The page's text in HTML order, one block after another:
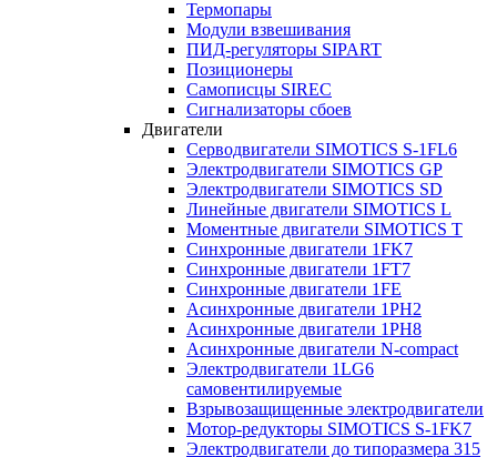
Термопары
Модули взвешивания
ПИД-регуляторы SIPART
Позиционеры
Самописцы SIREC
Сигнализаторы сбоев
Двигатели
Серводвигатели SIMOTICS S-1FL6
Электродвигатели SIMOTICS GP
Электродвигатели SIMOTICS SD
Линейные двигатели SIMOTICS L
Моментные двигатели SIMOTICS T
Синхронные двигатели 1FK7
Синхронные двигатели 1FT7
Синхронные двигатели 1FE
Асинхронные двигатели 1PH2
Асинхронные двигатели 1PH8
Асинхронные двигатели N-compact
Электродвигатели 1LG6
cамовентилируемые
Взрывозащищенные электродвигатели
Мотор-редукторы SIMOTICS S-1FK7
Электродвигатели до типоразмера 315